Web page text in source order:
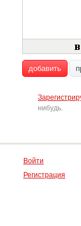
добавить
нибудь.
Войти
Регистрация